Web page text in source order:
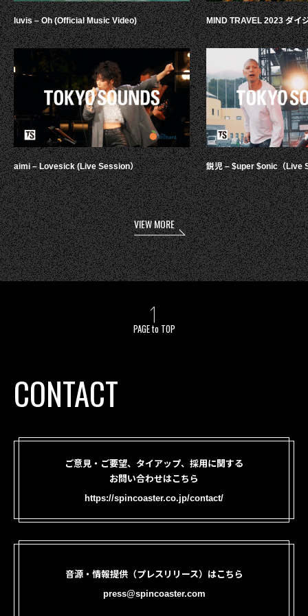
luvis – Oh (Official Music Video)
aimi – Lovesick (Live Session）
MIND TRAVEL 2023 ダイ
鋭児 – $uper $onic（Live
VIEW MORE
PAGE to TOP
CONTACT
ご意見・ご要望、タイアップ、採用に関する
お問い合わせはこちら
https://spincoaster.co.jp/contact/
音源・情報提供（プレスリリース）はこちら
press@spincoaster.com